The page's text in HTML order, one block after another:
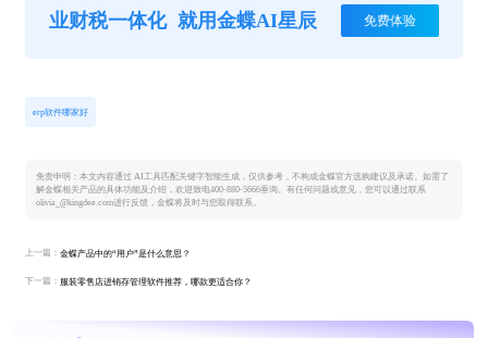
业财税一体化 就用金蝶AI星辰 免费体验
erp软件哪家好
免责申明：本文内容通过 AI工具匹配关键字智能生成，仅供参考，不构成金蝶官方选购建议及承诺。如需了
解金蝶相关产品的具体功能及介绍，欢迎致电400-880-5666垂询。有任何问题或意见，您可以通过联系
olivia_@kingdee.com进行反馈，金蝶将及时与您取得联系。
上一篇：金蝶产品中的“用户”是什么意思？
下一篇： 服装零售店进销存管理软件推荐，哪款更适合你？